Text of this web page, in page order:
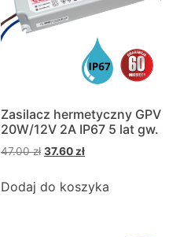
Zasilacz hermetyczny GPV
20W/12V 2A IP67 5 lat gw.
47.00zł 37.60 zł
Dodaj do koszyka